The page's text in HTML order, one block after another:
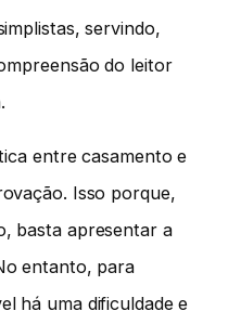
servindo,
do leitor
entre casamento e
Isso porque,
basta apresentar a
entanto, para
há uma dificuldade e